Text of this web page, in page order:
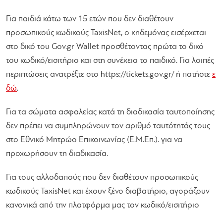
Για παιδιά κάτω των 15 ετών που δεν διαθέτουν
προσωπικούς κωδικούς TaxisNet, ο κηδεμόνας εισέρχεται
στο δικό του Gov.gr Wallet προσθέτοντας πρώτα το δικό
του κωδικό/εισιτήριο και στη συνέχεια το παιδικό. Για λοιπές
περιπτώσεις ανατρέξτε στο https://tickets.gov.gr/ ή πατήστε ε
δώ.
Για τα σώματα ασφαλείας κατά τη διαδικασία ταυτοποίησης
δεν πρέπει να συμπληρώνουν τον αριθμό ταυτότητάς τους
στο Εθνικό Μητρώο Επικοινωνίας (Ε.Μ.Επ.). για να
προχωρήσουν τη διαδικασία.
Για τους αλλοδαπούς που δεν διαθέτουν προσωπικούς
κωδικούς TaxisNet και έχουν ξένο διαβατήριο, αγοράζουν
κανονικά από την πλατφόρμα μας τον κωδικό/εισιτήριο